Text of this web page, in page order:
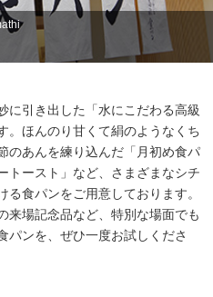
に引き出した「水にこだわる高級
。ほんのり甘くて絹のようなくち
のあんを練り込んだ「月初め食パ
トースト」など、さまざまなシチ
食パンをご用意しております。
来場記念品など、特別な場面でも
パンを、ぜひ一度お試しくださ